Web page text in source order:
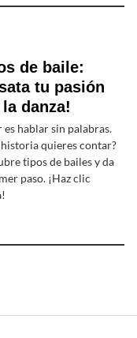
de baile:
tu pasión
danza!
es hablar sin palabras.
historia quieres contar?
tipos de bailes y da
paso. ¡Haz clic